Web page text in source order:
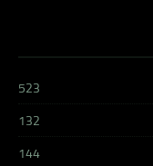
523
132
144